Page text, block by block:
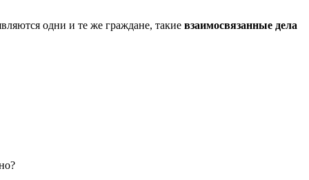
одни и те же граждане, такие взаимосвязанные дела